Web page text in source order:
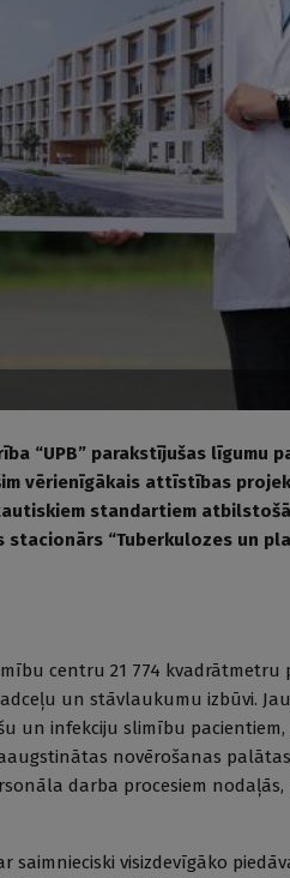
“UPB” parakstījušas līgumu
vērienīgākais attīstības
standartiem
“Tuberkulozes un
centru 21 774
un stāvlaukumu izbūvi.
un infekciju slimību
novērošanas
darba procesiem
visizdevīgāko